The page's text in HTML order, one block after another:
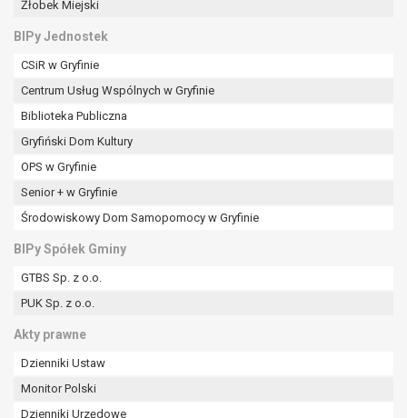
Żłobek Miejski
BIPy Jednostek
CSiR w Gryfinie
Centrum Usług Wspólnych w Gryfinie
Biblioteka Publiczna
Gryfiński Dom Kultury
OPS w Gryfinie
Senior + w Gryfinie
Środowiskowy Dom Samopomocy w Gryfinie
BIPy Spółek Gminy
GTBS Sp. z o.o.
PUK Sp. z o.o.
Akty prawne
Dzienniki Ustaw
Monitor Polski
Dzienniki Urzędowe